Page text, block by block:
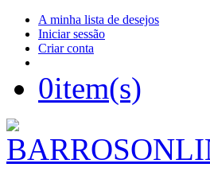
A minha lista de desejos
Iniciar sessão
Criar conta
0item(s)